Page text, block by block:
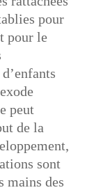
pour
pour le
peut
de la
sont
mains des